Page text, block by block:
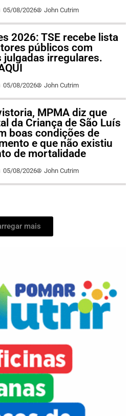
05/08/2026 John Cutrim
2026: TSE recebe lista
públicos com
julgadas irregulares.
05/08/2026 John Cutrim
MPMA diz que
da Criança de São Luís
boas condições de
e que não existiu
de mortalidade
05/08/2026 John Cutrim
mais